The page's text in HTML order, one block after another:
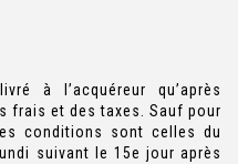
à l’acquéreur qu’après
frais et des taxes. Sauf pour
conditions sont celles du
suivant le 15e jour après